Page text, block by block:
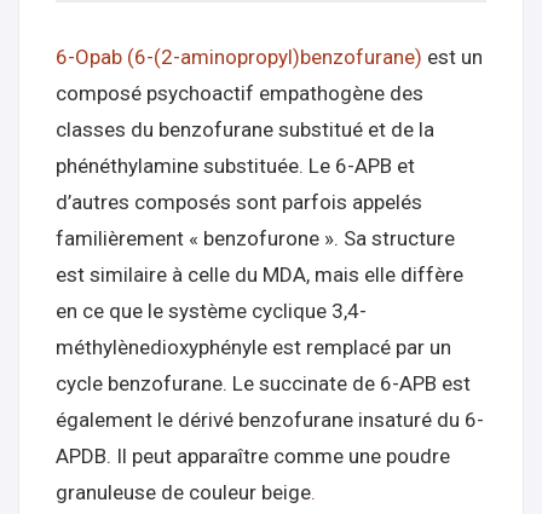
6-Opab (6-(2-aminopropyl)benzofurane) est un
composé psychoactif empathogène des
classes du benzofurane substitué et de la
phénéthylamine substituée. Le 6-APB et
d’autres composés sont parfois appelés
familièrement « benzofurone ». Sa structure
est similaire à celle du MDA, mais elle diffère
en ce que le système cyclique 3,4-
méthylènedioxyphényle est remplacé par un
cycle benzofurane. Le succinate de 6-APB est
également le dérivé benzofurane insaturé du 6-
APDB. Il peut apparaître comme une poudre
granuleuse de couleur beige.